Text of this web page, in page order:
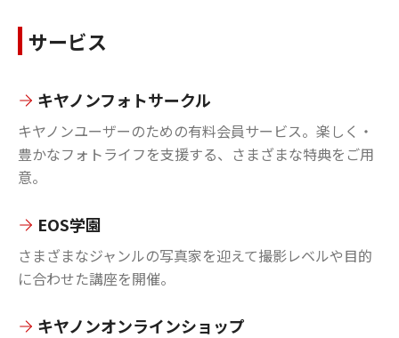
サービス
キヤノンフォトサークル
キヤノンユーザーのための有料会員サービス。楽しく・
豊かなフォトライフを支援する、さまざまな特典をご用
意。
EOS学園
さまざまなジャンルの写真家を迎えて撮影レベルや目的
に合わせた講座を開催。
キヤノンオンラインショップ